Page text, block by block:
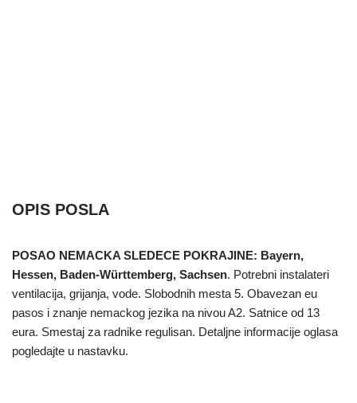
OPIS POSLA
POSAO NEMACKA SLEDECE POKRAJINE: Bayern,
Hessen, Baden-Württemberg, Sachsen. Potrebni instalateri
ventilacija, grijanja, vode. Slobodnih mesta 5. Obavezan eu
pasos i znanje nemackog jezika na nivou A2. Satnice od 13
eura. Smestaj za radnike regulisan. Detaljne informacije oglasa
pogledajte u nastavku.